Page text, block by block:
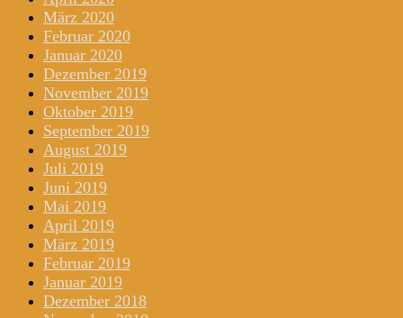
März 2020
Februar 2020
Januar 2020
Dezember 2019
November 2019
Oktober 2019
September 2019
August 2019
Juli 2019
Juni 2019
Mai 2019
April 2019
März 2019
Februar 2019
Januar 2019
Dezember 2018